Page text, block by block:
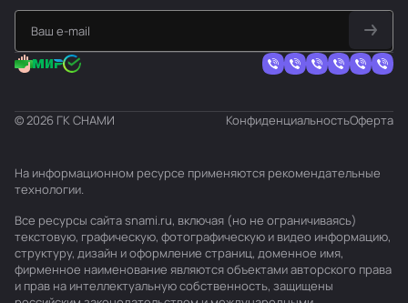
© 2026 ГК СНАМИ КонфиденциальностьОферта
На информационном ресурсе применяются рекомендательные
технологии.
Все ресурсы сайта snami.ru, включая (но не ограничиваясь)
текстовую, графическую, фотографическую и видео информацию,
структуру, дизайн и оформление страниц, доменное имя,
фирменное наименование являются объектами авторского права
и прав на интеллектуальную собственность, защищены